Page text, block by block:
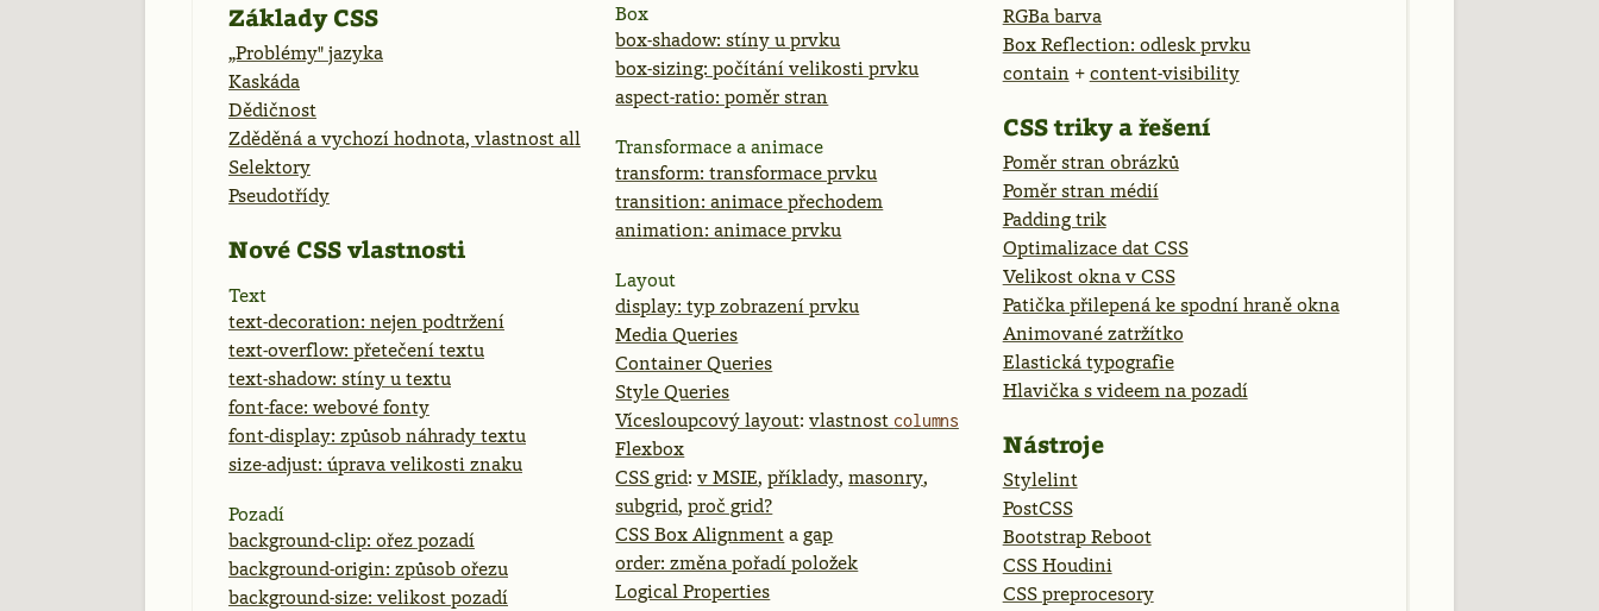
Základy CSS
„Problémy" jazyka
Kaskáda
Dědičnost
Zděděná a vychozí hodnota, vlastnost all
Selektory
Pseudotřídy
Nové CSS vlastnosti
Text
text-decoration: nejen podtržení
text-overflow: přetečení textu
text-shadow: stíny u textu
font-face: webové fonty
font-display: způsob náhrady textu
size-adjust: úprava velikosti znaku
Pozadí
background-clip: ořez pozadí
background-origin: způsob ořezu
background-size: velikost pozadí
Box
box-shadow: stíny u prvku
box-sizing: počítání velikosti prvku
aspect-ratio: poměr stran
Transformace a animace
transform: transformace prvku
transition: animace přechodem
animation: animace prvku
Layout
display: typ zobrazení prvku
Media Queries
Container Queries
Style Queries
Vícesloupcový layout:vlastnost columns
Flexbox
CSS grid:v MSIE,příklady,masonry,
subgrid,proč grid?
CSS Box Alignmentagap
order: změna pořadí položek
Logical Properties
RGBa barva
Box Reflection: odlesk prvku
contain+content-visibility
CSS triky a řešení
Poměr stran obrázků
Poměr stran médií
Padding trik
Optimalizace dat CSS
Velikost okna v CSS
Patička přilepená ke spodní hraně okna
Animované zatržítko
Elastická typografie
Hlavička s videem na pozadí
Nástroje
Stylelint
PostCSS
Bootstrap Reboot
CSS Houdini
CSS preprocesory